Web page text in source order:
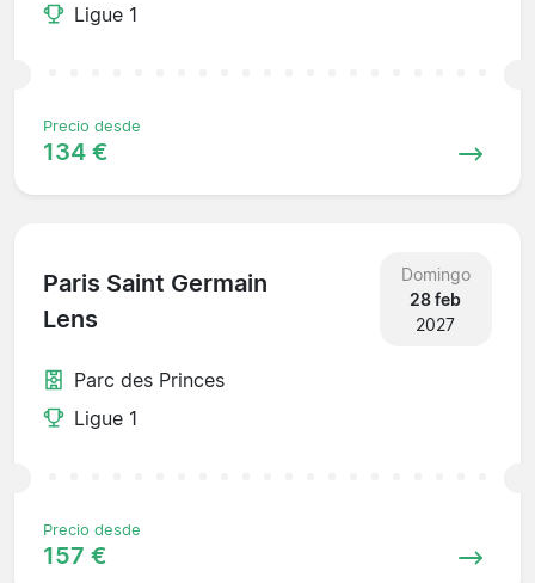
Ligue 1
Precio desde
134 €
Paris Saint Germain
Lens
Domingo
28 feb
2027
Parc des Princes
Ligue 1
Precio desde
157 €